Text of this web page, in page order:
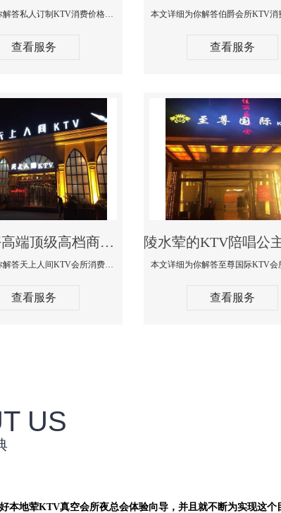
本文详细为你解答私人订制KTV消费价格口碑点评，更多关于商务KTV公主陪酒佳丽漂亮哪家多免费咨询1312 0333301微信同步！
查看服务 查看服务
陵水最好高端顶级高档商务KTV夜总会-天上人间KTV消费点评
本文详细为你解答天上人间KTV会所消费价格点评，更多关于最好高端顶级高档商务KTV夜总会免费咨询1312 0333301微信同步！
查看服务 查看服务
US
本地荤KTV真空会所夜总会体验向导，并且就不断为实现这个